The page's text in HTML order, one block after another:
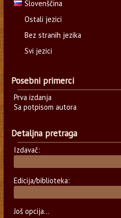
Slovenščina
Ostali jezici
Bez stranih jezika
Svi jezici
Posebni primerci
Prva izdanja
Sa potpisom autora
Detaljna pretraga
Izdavač:
Edicija/biblioteka:
Još opcija...